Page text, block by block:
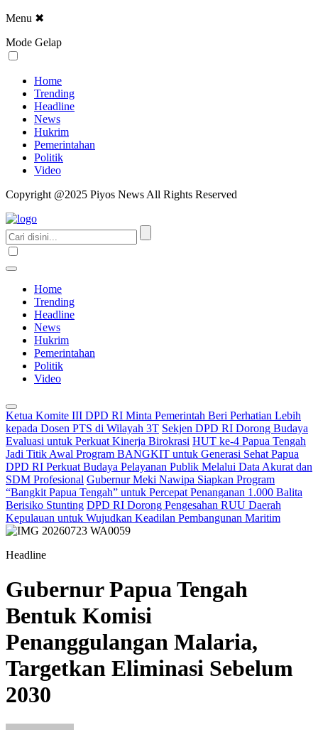
Menu ✖
Mode Gelap
Home
Trending
Headline
News
Hukrim
Pemerintahan
Politik
Video
Copyright @2025 Piyos News All Rights Reserved
Home
Trending
Headline
News
Hukrim
Pemerintahan
Politik
Video
Ketua Komite III DPD RI Minta Pemerintah Beri Perhatian Lebih
kepada Dosen PTS di Wilayah 3T Sekjen DPD RI Dorong Budaya
Evaluasi untuk Perkuat Kinerja Birokrasi HUT ke-4 Papua Tengah
Jadi Titik Awal Program BANGKIT untuk Generasi Sehat Papua
DPD RI Perkuat Budaya Pelayanan Publik Melalui Data Akurat dan
SDM Profesional Gubernur Meki Nawipa Siapkan Program
“Bangkit Papua Tengah” untuk Percepat Penanganan 1.000 Balita
Berisiko Stunting DPD RI Dorong Pengesahan RUU Daerah
Kepulauan untuk Wujudkan Keadilan Pembangunan Maritim
Headline
Gubernur Papua Tengah
Bentuk Komisi
Penanggulangan Malaria,
Targetkan Eliminasi Sebelum
2030